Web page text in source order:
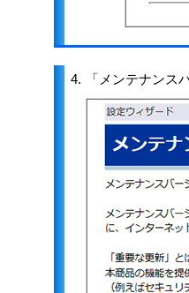
4. 「メンテナンス